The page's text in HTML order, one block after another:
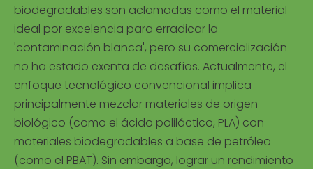
biodegradables son aclamadas como el material
ideal por excelencia para erradicar la
'contaminación blanca', pero su comercialización
no ha estado exenta de desafíos. Actualmente, el
enfoque tecnológico convencional implica
principalmente mezclar materiales de origen
biológico (como el ácido poliláctico, PLA) con
materiales biodegradables a base de petróleo
(como el PBAT). Sin embargo, lograr un rendimiento